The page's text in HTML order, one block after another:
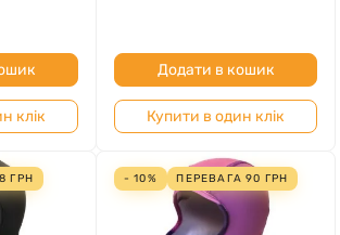
клік
Додати в кошик
Купити в один клік
8 ГРН - 10% ПЕРЕВАГА90 ГРН